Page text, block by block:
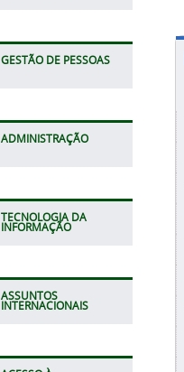
GESTÃO DE PESSOAS
ADMINISTRAÇÃO
TECNOLOGIA DA
INFORMAÇÃO
ASSUNTOS
INTERNACIONAIS